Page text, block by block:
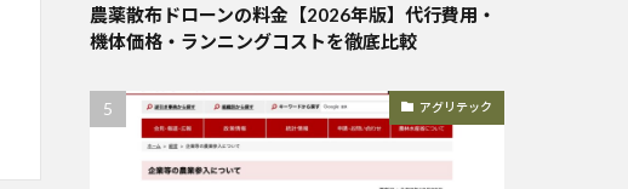
農薬散布ドローンの料金【2026年版】代行費用・
機体価格・ランニングコストを徹底比較
アグリテック